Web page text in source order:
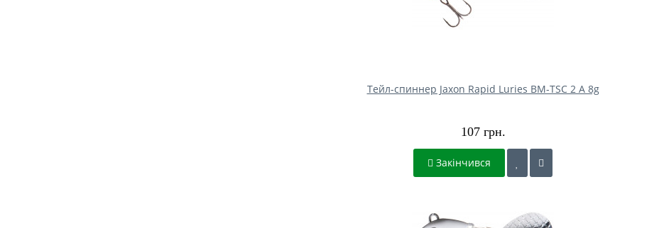
Тейл-спиннер Jaxon Rapid Luries BM-TSC 2 A 8g
107 грн.
Закінчився